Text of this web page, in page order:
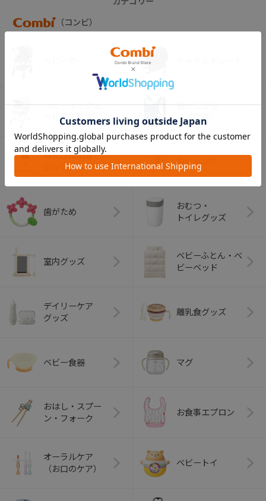
（コンビ）
ベビーラック＆
ベビーチェア
抱っこひも
（子守帯）
哺乳びん関連
グッズ
おしゃぶり
歯がため
おむつ・
トイレグッズ
室内グッズ
ベビーふとん・ベ
ビーベッド
デイリーケア
グッズ
離乳食グッズ
ベビー食器 マグ
おはし・スプー
ン・フォーク
お食事エプロン
オーラルケア
（お口のケア）
ベビートイ